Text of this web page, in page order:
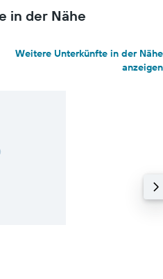
in der Nähe
Weitere Unterkünfte in der Nähe
anzeigen